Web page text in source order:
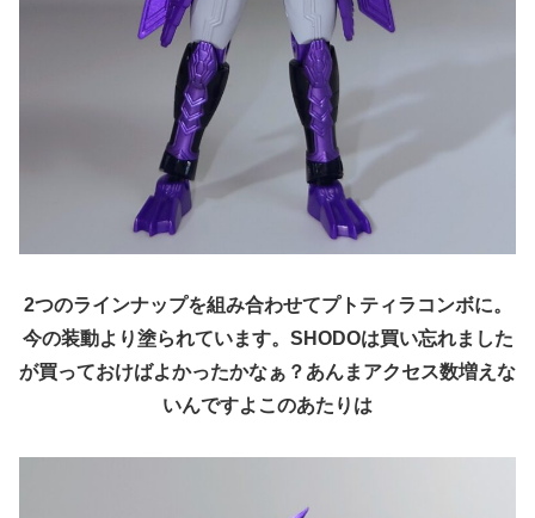
2つのラインナップを組み合わせてプトティラコンボに。
今の装動より塗られています。SHODOは買い忘れました
が買っておけばよかったかなぁ？あんまアクセス数増えな
いんですよこのあたりは